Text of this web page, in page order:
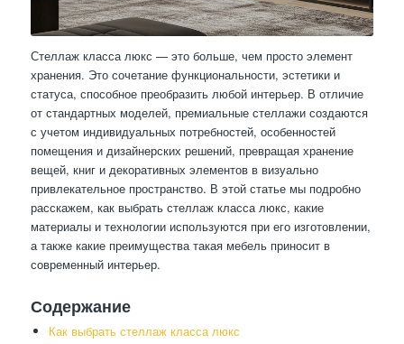
Стеллаж класса люкс — это больше, чем просто элемент
хранения. Это сочетание функциональности, эстетики и
статуса, способное преобразить любой интерьер. В отличие
от стандартных моделей, премиальные стеллажи создаются
с учетом индивидуальных потребностей, особенностей
помещения и дизайнерских решений, превращая хранение
вещей, книг и декоративных элементов в визуально
привлекательное пространство. В этой статье мы подробно
расскажем, как выбрать стеллаж класса люкс, какие
материалы и технологии используются при его изготовлении,
а также какие преимущества такая мебель приносит в
современный интерьер.
Содержание
Как выбрать стеллаж класса люкс